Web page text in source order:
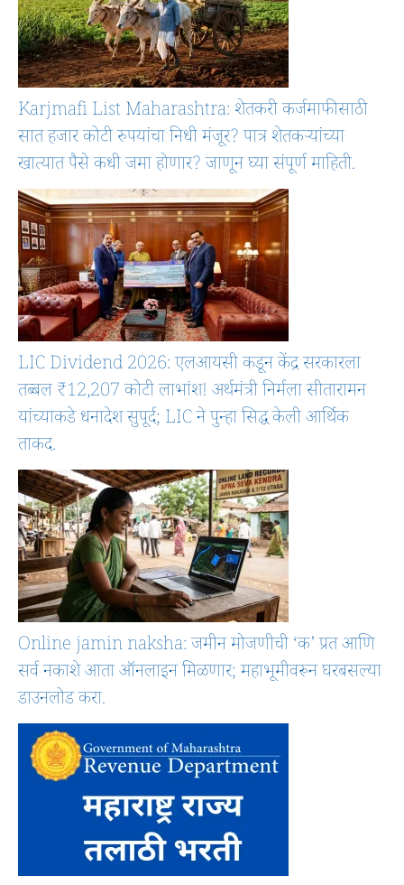
Karjmafi List Maharashtra: शेतकरी कर्जमाफीसाठी
सात हजार कोटी रुपयांचा निधी मंजूर? पात्र शेतकऱ्यांच्या
खात्यात पैसे कधी जमा होणार? जाणून घ्या संपूर्ण माहिती.
LIC Dividend 2026: एलआयसी कडून केंद्र सरकारला
तब्बल ₹12,207 कोटी लाभांश! अर्थमंत्री निर्मला सीतारामन
यांच्याकडे धनादेश सुपूर्द; LIC ने पुन्हा सिद्ध केली आर्थिक
ताकद.
Online jamin naksha: जमीन मोजणीची ‘क’ प्रत आणि
सर्व नकाशे आता ऑनलाइन मिळणार; महाभूमीवरून घरबसल्या
डाउनलोड करा.